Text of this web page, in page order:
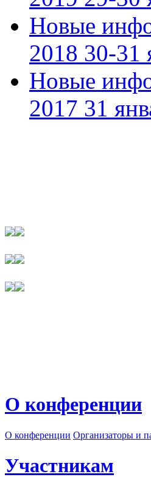
Новые
2018 30-31
Новые
2017 31
О конференции
О конференции Организаторы и
Участникам